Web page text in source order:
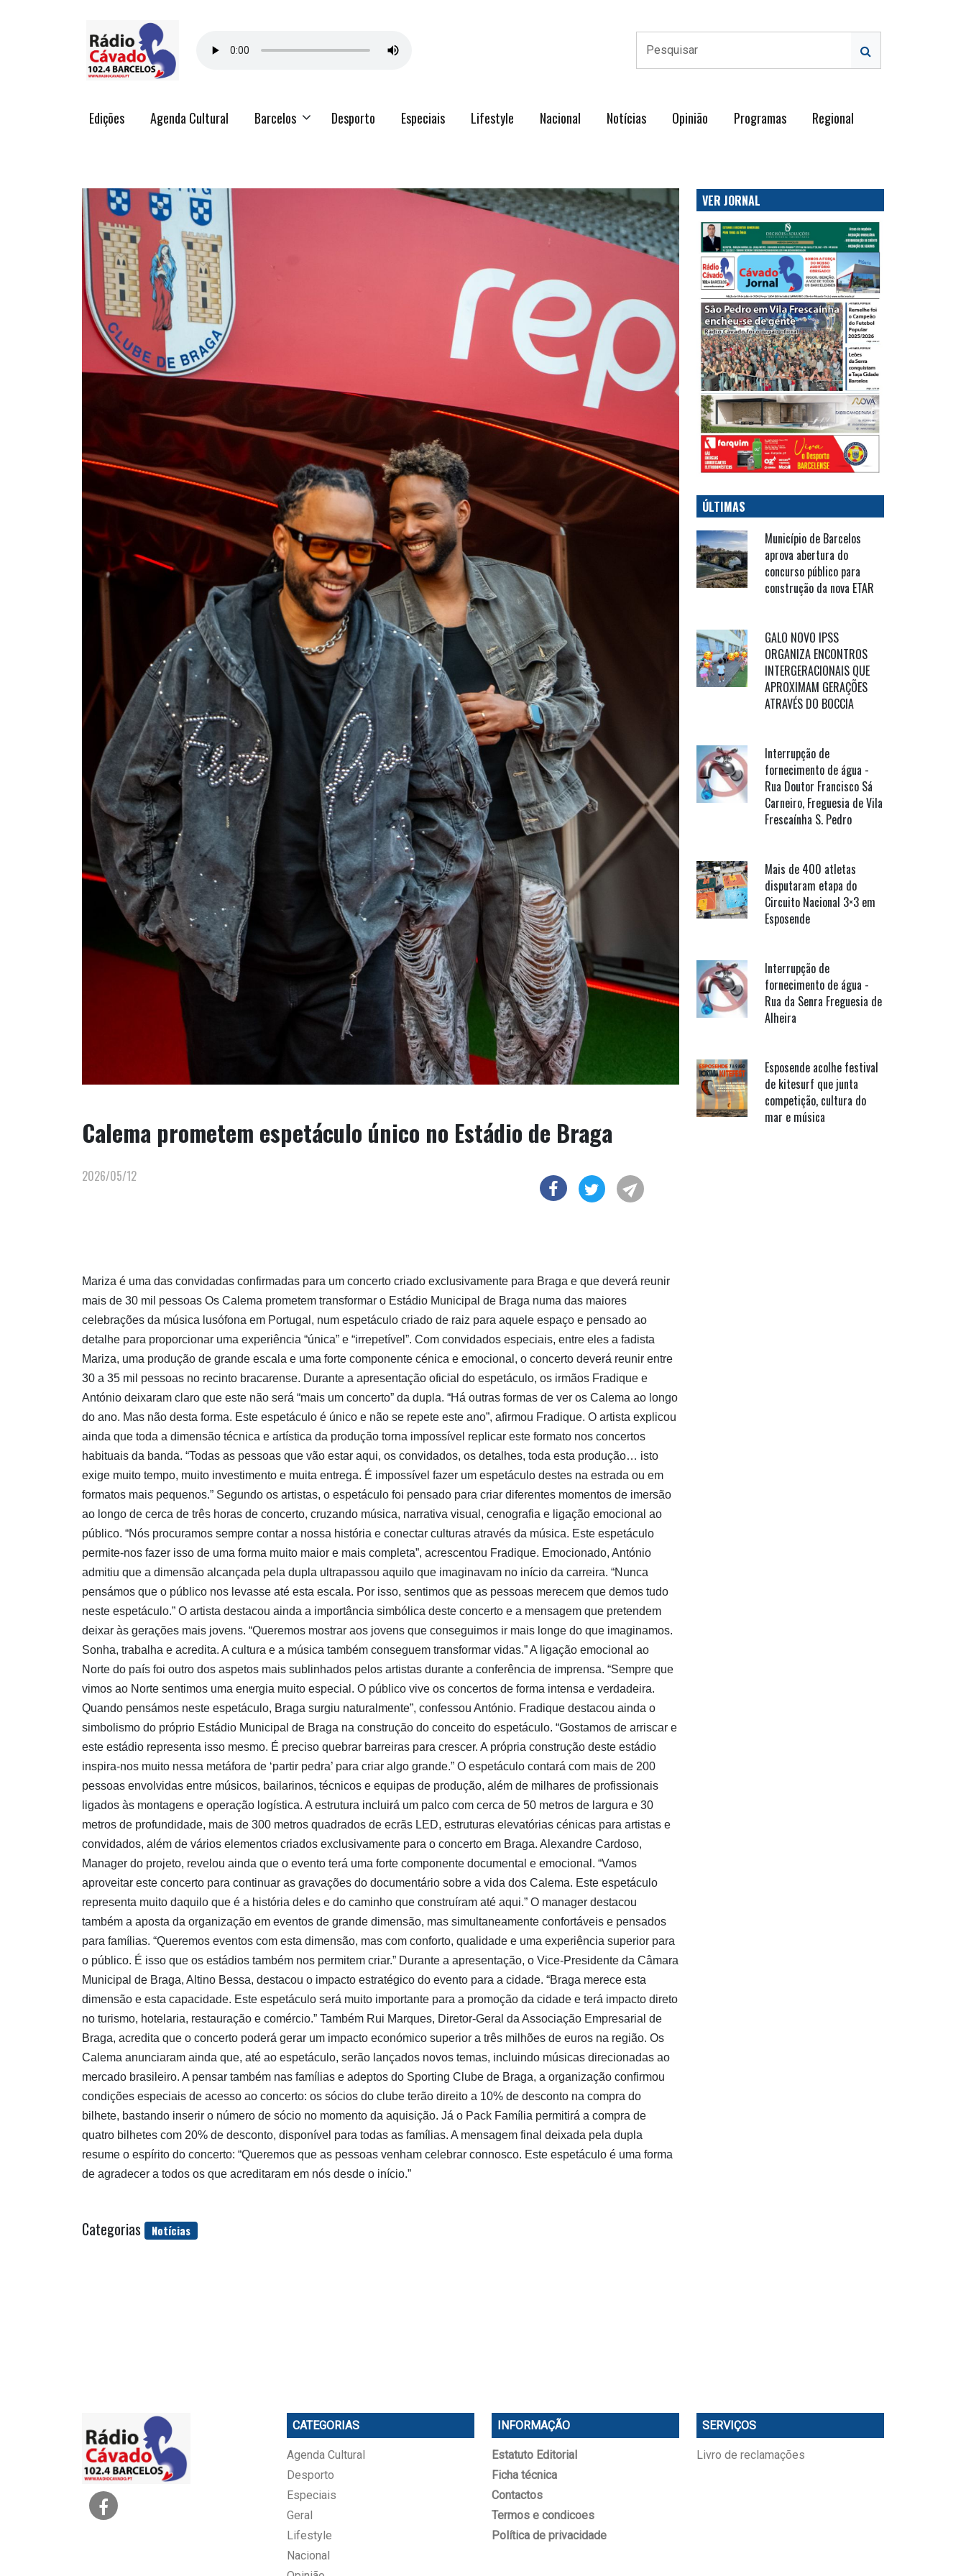
Edições Agenda Cultural Barcelos Desporto Especiais Lifestyle Nacional Notícias Opinião Programas Regional
Calema prometem espetáculo único no Estádio de Braga
2026/05/12
Mariza é uma das convidadas confirmadas para um concerto criado exclusivamente para Braga e que deverá reunir
mais de 30 mil pessoas Os Calema prometem transformar o Estádio Municipal de Braga numa das maiores
celebrações da música lusófona em Portugal, num espetáculo criado de raiz para aquele espaço e pensado ao
detalhe para proporcionar uma experiência “única” e “irrepetível”. Com convidados especiais, entre eles a fadista
Mariza, uma produção de grande escala e uma forte componente cénica e emocional, o concerto deverá reunir entre
30 a 35 mil pessoas no recinto bracarense. Durante a apresentação oficial do espetáculo, os irmãos Fradique e
António deixaram claro que este não será “mais um concerto” da dupla. “Há outras formas de ver os Calema ao longo
do ano. Mas não desta forma. Este espetáculo é único e não se repete este ano”, afirmou Fradique. O artista explicou
ainda que toda a dimensão técnica e artística da produção torna impossível replicar este formato nos concertos
habituais da banda. “Todas as pessoas que vão estar aqui, os convidados, os detalhes, toda esta produção… isto
exige muito tempo, muito investimento e muita entrega. É impossível fazer um espetáculo destes na estrada ou em
formatos mais pequenos.” Segundo os artistas, o espetáculo foi pensado para criar diferentes momentos de imersão
ao longo de cerca de três horas de concerto, cruzando música, narrativa visual, cenografia e ligação emocional ao
público. “Nós procuramos sempre contar a nossa história e conectar culturas através da música. Este espetáculo
permite-nos fazer isso de uma forma muito maior e mais completa”, acrescentou Fradique. Emocionado, António
admitiu que a dimensão alcançada pela dupla ultrapassou aquilo que imaginavam no início da carreira. “Nunca
pensámos que o público nos levasse até esta escala. Por isso, sentimos que as pessoas merecem que demos tudo
neste espetáculo.” O artista destacou ainda a importância simbólica deste concerto e a mensagem que pretendem
deixar às gerações mais jovens. “Queremos mostrar aos jovens que conseguimos ir mais longe do que imaginamos.
Sonha, trabalha e acredita. A cultura e a música também conseguem transformar vidas.” A ligação emocional ao
Norte do país foi outro dos aspetos mais sublinhados pelos artistas durante a conferência de imprensa. “Sempre que
vimos ao Norte sentimos uma energia muito especial. O público vive os concertos de forma intensa e verdadeira.
Quando pensámos neste espetáculo, Braga surgiu naturalmente”, confessou António. Fradique destacou ainda o
simbolismo do próprio Estádio Municipal de Braga na construção do conceito do espetáculo. “Gostamos de arriscar e
este estádio representa isso mesmo. É preciso quebrar barreiras para crescer. A própria construção deste estádio
inspira-nos muito nessa metáfora de ‘partir pedra’ para criar algo grande.” O espetáculo contará com mais de 200
pessoas envolvidas entre músicos, bailarinos, técnicos e equipas de produção, além de milhares de profissionais
ligados às montagens e operação logística. A estrutura incluirá um palco com cerca de 50 metros de largura e 30
metros de profundidade, mais de 300 metros quadrados de ecrãs LED, estruturas elevatórias cénicas para artistas e
convidados, além de vários elementos criados exclusivamente para o concerto em Braga. Alexandre Cardoso,
Manager do projeto, revelou ainda que o evento terá uma forte componente documental e emocional. “Vamos
aproveitar este concerto para continuar as gravações do documentário sobre a vida dos Calema. Este espetáculo
representa muito daquilo que é a história deles e do caminho que construíram até aqui.” O manager destacou
também a aposta da organização em eventos de grande dimensão, mas simultaneamente confortáveis e pensados
para famílias. “Queremos eventos com esta dimensão, mas com conforto, qualidade e uma experiência superior para
o público. É isso que os estádios também nos permitem criar.” Durante a apresentação, o Vice-Presidente da Câmara
Municipal de Braga, Altino Bessa, destacou o impacto estratégico do evento para a cidade. “Braga merece esta
dimensão e esta capacidade. Este espetáculo será muito importante para a promoção da cidade e terá impacto direto
no turismo, hotelaria, restauração e comércio.” Também Rui Marques, Diretor-Geral da Associação Empresarial de
Braga, acredita que o concerto poderá gerar um impacto económico superior a três milhões de euros na região. Os
Calema anunciaram ainda que, até ao espetáculo, serão lançados novos temas, incluindo músicas direcionadas ao
mercado brasileiro. A pensar também nas famílias e adeptos do Sporting Clube de Braga, a organização confirmou
condições especiais de acesso ao concerto: os sócios do clube terão direito a 10% de desconto na compra do
bilhete, bastando inserir o número de sócio no momento da aquisição. Já o Pack Família permitirá a compra de
quatro bilhetes com 20% de desconto, disponível para todas as famílias. A mensagem final deixada pela dupla
resume o espírito do concerto: “Queremos que as pessoas venham celebrar connosco. Este espetáculo é uma forma
de agradecer a todos os que acreditaram em nós desde o início.”
Categorias Notícias
VER JORNAL
ÚLTIMAS
Município de Barcelos
aprova abertura do
concurso público para
construção da nova ETAR
GALO NOVO IPSS
ORGANIZA ENCONTROS
INTERGERACIONAIS QUE
APROXIMAM GERAÇÕES
ATRAVÉS DO BOCCIA
Interrupção de
fornecimento de água -
Rua Doutor Francisco Sá
Carneiro, Freguesia de Vila
Frescaínha S. Pedro
Mais de 400 atletas
disputaram etapa do
Circuito Nacional 3×3 em
Esposende
Interrupção de
fornecimento de água -
Rua da Senra Freguesia de
Alheira
Esposende acolhe festival
de kitesurf que junta
competição, cultura do
mar e música
CATEGORIAS
Agenda Cultural
Desporto
Especiais
Geral
Lifestyle
Nacional
INFORMAÇÃO
Estatuto Editorial
Ficha técnica
Contactos
Termos e condicoes
Política de privacidade
SERVIÇOS
Livro de reclamações